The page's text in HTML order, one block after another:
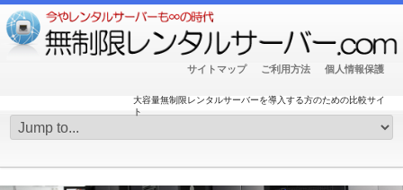
サイトマップ ご利用方法 個人情報保護
大容量無制限レンタルサーバーを導入する方のための比較サイ
ト